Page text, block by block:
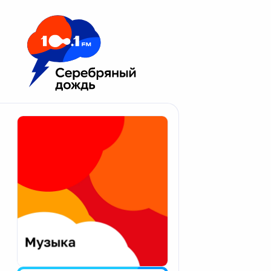
Москва 100.1 FM
Апатиты
Екатеринбург
Калининград
Калуга